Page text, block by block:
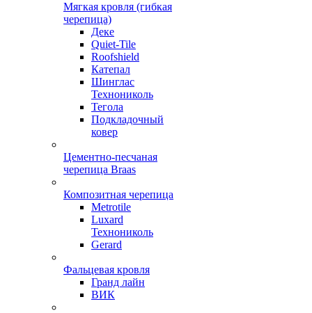
Мягкая кровля (гибкая
черепица)
Деке
Quiet-Tile
Roofshield
Катепал
Шинглас
Технониколь
Тегола
Подкладочный
ковер
Цементно-песчаная
черепица Braas
Композитная черепица
Metrotile
Luxard
Технониколь
Gerard
Фальцевая кровля
Гранд лайн
ВИК